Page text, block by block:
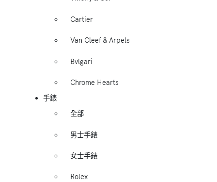
Cartier
Van Cleef & Arpels
Bvlgari
Chrome Hearts
手錶
全部
男士手錶
女士手錶
Rolex